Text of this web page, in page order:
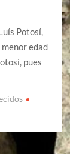
Potosí,
menor edad
pues